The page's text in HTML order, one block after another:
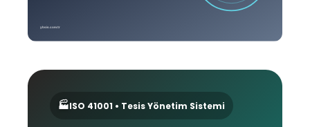
🏭ISO 41001 • Tesis Yönetim Sistemi